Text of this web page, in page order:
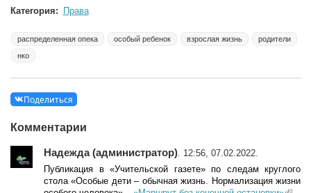
Категория: Права
распределенная опека особый ребенок взрослая жизнь
родители
нко
Поделиться
Комментарии
Надежда (администратор). 12:56, 07.02.2022.
Публикация в «Учительской газете» по следам круглого
стола «Особые дети – обычная жизнь. Нормализация жизни